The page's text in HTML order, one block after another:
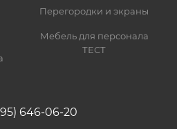
Перегородки и экраны
Мебель для персонала
ТЕСТ
646-06-20